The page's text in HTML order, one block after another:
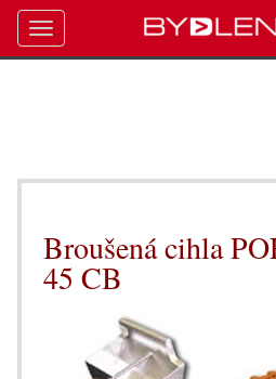
Broušená cihla
45 CB
Toggle
navigation